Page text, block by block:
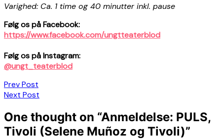
Varighed: Ca. 1 time og 40 minutter inkl. pause
Følg os på Facebook:
https://www.facebook.com/ungtteaterblod
Følg os på Instagram:
@ungt_teaterblod
Indlægsnavigation
Prev Post
Next Post
One thought on “Anmeldelse: PULS,
Tivoli (Selene Muñoz og Tivoli)”